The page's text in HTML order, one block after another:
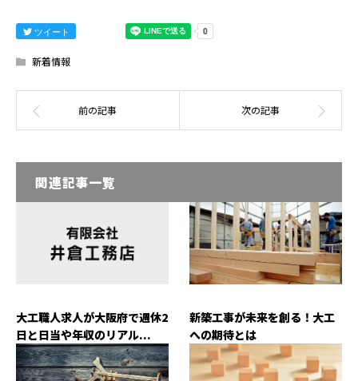
ツイート
新着情報
関連記事一覧
大工職人求人が大阪府で週休2
日と日当や年収のリアル...
新築工事が未来を創る！大工
への期待とは